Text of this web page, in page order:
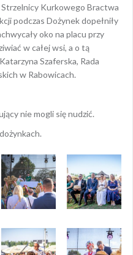
Kurkowego Bractwa
podczas Dożynek dopełniły
oko na placu przy
w całej wsi, a o tą
Szaferska, Rada
w Rabowicach.
nie mogli się nudzić.